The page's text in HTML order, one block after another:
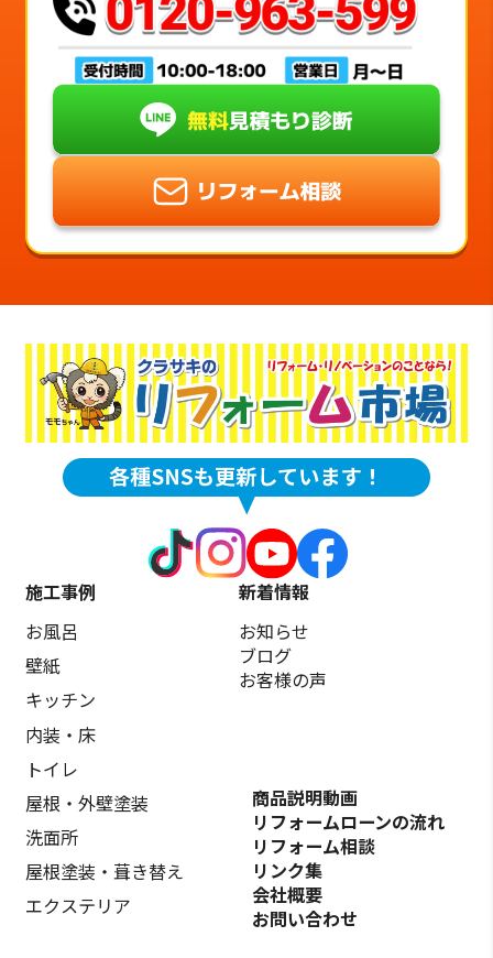
施工事例
お風呂
壁紙
キッチン
内装・床
トイレ
屋根・外壁塗装
洗面所
屋根塗装・葺き替え
エクステリア
新着情報
お知らせ
ブログ
お客様の声
商品説明動画
リフォームローンの流れ
リフォーム相談
リンク集
会社概要
お問い合わせ